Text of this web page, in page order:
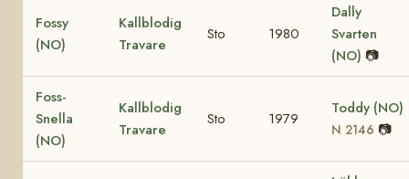
Fossy
(NO)
Kallblodig
Travare
Sto 1980
Dally
Svarten
(NO) 📷
Foss-
Snella
(NO)
Kallblodig
Travare
Sto 1979
Toddy (NO)
N 2146 📷